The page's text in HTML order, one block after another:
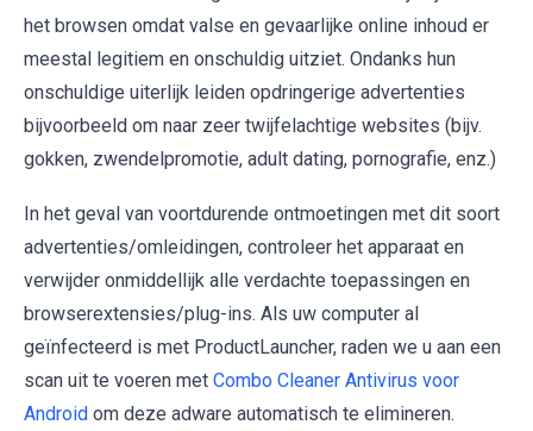
het browsen omdat valse en gevaarlijke online inhoud er
meestal legitiem en onschuldig uitziet. Ondanks hun
onschuldige uiterlijk leiden opdringerige advertenties
bijvoorbeeld om naar zeer twijfelachtige websites (bijv.
gokken, zwendelpromotie, adult dating, pornografie, enz.)
In het geval van voortdurende ontmoetingen met dit soort
advertenties/omleidingen, controleer het apparaat en
verwijder onmiddellijk alle verdachte toepassingen en
browserextensies/plug-ins. Als uw computer al
geïnfecteerd is met ProductLauncher, raden we u aan een
scan uit te voeren met Combo Cleaner Antivirus voor
Android om deze adware automatisch te elimineren.